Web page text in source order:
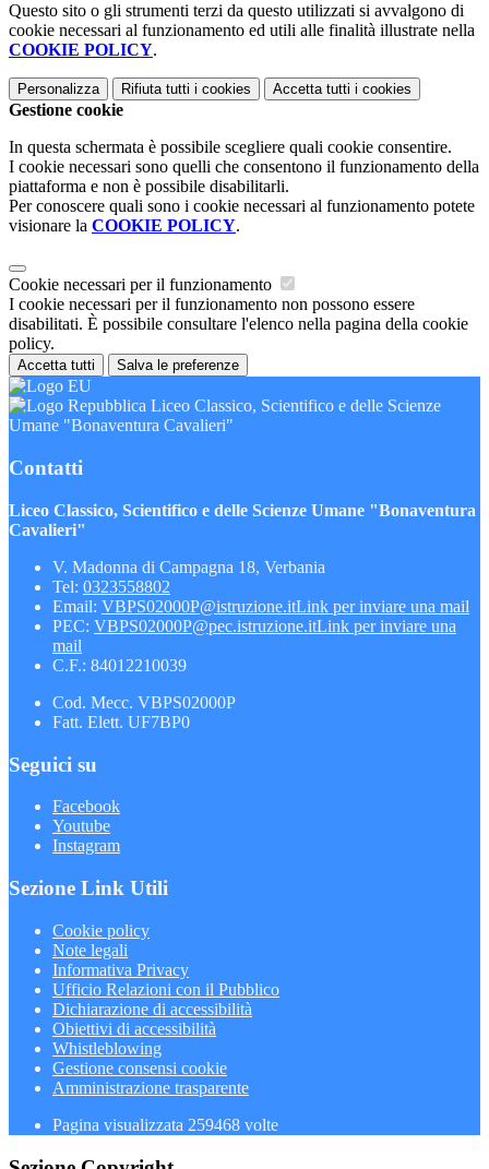
Questo sito o gli strumenti terzi da questo utilizzati si avvalgono di
cookie necessari al funzionamento ed utili alle finalità illustrate nella
COOKIE POLICY.
Personalizza Rifiuta tutti i cookies Accetta tutti i cookies
Gestione cookie
In questa schermata è possibile scegliere quali cookie consentire.
I cookie necessari sono quelli che consentono il funzionamento della
piattaforma e non è possibile disabilitarli.
Per conoscere quali sono i cookie necessari al funzionamento potete
visionare la COOKIE POLICY.
Cookie necessari per il funzionamento
I cookie necessari per il funzionamento non possono essere
disabilitati. È possibile consultare l'elenco nella pagina della cookie
policy.
Accetta tutti Salva le preferenze
Liceo Classico, Scientifico e delle Scienze
Umane "Bonaventura Cavalieri"
Contatti
Liceo Classico, Scientifico e delle Scienze Umane "Bonaventura
Cavalieri"
V. Madonna di Campagna 18, Verbania
Tel: 0323558802
Email: VBPS02000P@istruzione.itLink per inviare una mail
PEC: VBPS02000P@pec.istruzione.itLink per inviare una
mail
C.F.: 84012210039
Cod. Mecc. VBPS02000P
Fatt. Elett. UF7BP0
Seguici su
Facebook
Youtube
Instagram
Sezione Link Utili
Cookie policy
Note legali
Informativa Privacy
Ufficio Relazioni con il Pubblico
Dichiarazione di accessibilità
Obiettivi di accessibilità
Whistleblowing
Gestione consensi cookie
Amministrazione trasparente
Pagina visualizzata 259468 volte